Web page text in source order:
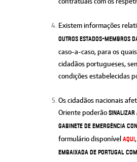
Existem informações
outros Estados-Membros
caso-a-caso, para os
cidadãos portugueses,
condições estabelecidas
Os cidadãos nacionais
Oriente poderão sinalizar
Gabinete de Emergência
formulário disponível AQUI
Embaixada de Portugal